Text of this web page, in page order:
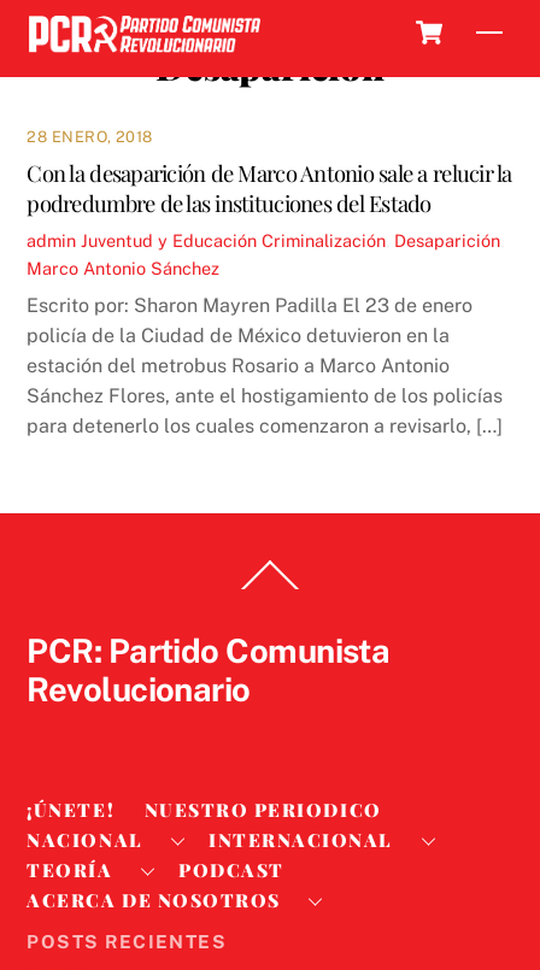
Skip
content
Desaparición
28 ENERO, 2018
Con la desaparición de Marco Antonio sale a relucir la
podredumbre de las instituciones del Estado
admin Juventud y Educación Criminalización Desaparición
Marco Antonio Sánchez
Escrito por: Sharon Mayren Padilla El 23 de enero
policía de la Ciudad de México detuvieron en la
estación del metrobus Rosario a Marco Antonio
Sánchez Flores, ante el hostigamiento de los policías
para detenerlo los cuales comenzaron a revisarlo, […]
To
PCR: Partido Comunista
Revolucionario
¡ÚNETE!
NUESTRO PERIODICO
NACIONAL
INTERNACIONAL
TEORÍA
PODCAST
ACERCA DE NOSOTROS
POSTS RECIENTES